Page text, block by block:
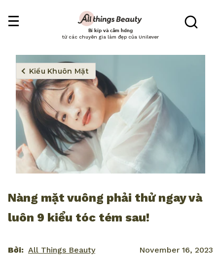
Bí kíp và cảm hứng
từ các chuyên gia làm đẹp của Unilever
Kiểu Khuôn Mặt
Nàng mặt vuông phải thử ngay và
luôn 9 kiểu tóc tém sau!
Bởi: All Things Beauty
November 16, 2023